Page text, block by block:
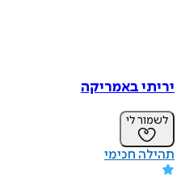
באמריקה
לי
חכימי